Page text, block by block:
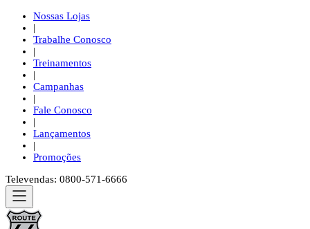
Nossas Lojas
|
Trabalhe Conosco
|
Treinamentos
|
Campanhas
|
Fale Conosco
|
Lançamentos
|
Promoções
Televendas: 0800-571-6666